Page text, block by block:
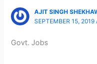
AJIT SINGH
SEPTEMBER 15, 2019
Govt. Jobs